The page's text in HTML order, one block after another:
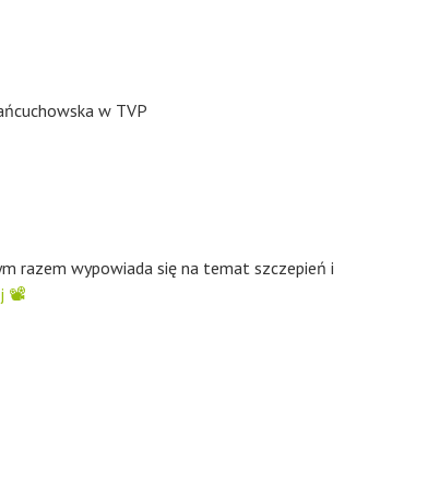
razem wypowiada się na temat szczepień i
📽